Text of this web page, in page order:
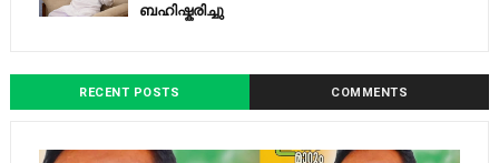
ബഹിഷ്കരിച്ചു
RECENT POSTS COMMENTS